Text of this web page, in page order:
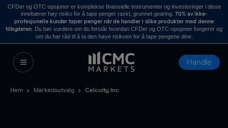
CFDer og OTC-opsjoner er komplekse finansielle instrumenter og investeringer i disse
innebærer høy risiko for å tape penger raskt, grunnet gearing. 70% av ikke-
profesjonelle kunder taper penger når de handler i slike produkter med denne
tilbyderen . Du bør vurdere om du forstår hvordan CFDer og OTC-opsjoner fungerer og
om du har råd til å ta den høye risikoen for å tape pengene dine.
Handle
Hem Markedsutvalg Celcuity Inc